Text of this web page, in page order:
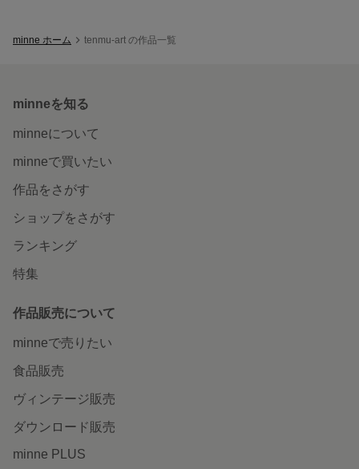
minne ホーム tenmu-art の作品一覧
minneを知る
minneについて
minneで買いたい
作品をさがす
ショップをさがす
ランキング
特集
作品販売について
minneで売りたい
食品販売
ヴィンテージ販売
ダウンロード販売
minne PLUS